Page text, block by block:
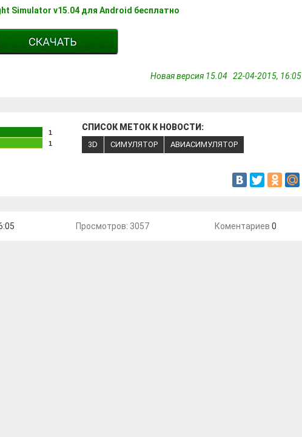
Simulator v15.04 для Android бесплатно
Новая версия 15.04 22-04-2015, 16:05
1
1
СПИСОК МЕТОК К НОВОСТИ:
3D СИМУЛЯТОР АВИАСИМУЛЯТОР
Просмотров: 3057 Коментариев 0